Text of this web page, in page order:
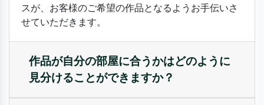
スが、お客様のご希望の作品となるようお手伝いさ
せていただきます。
作品が自分の部屋に合うかはどのように
見分けることができますか？